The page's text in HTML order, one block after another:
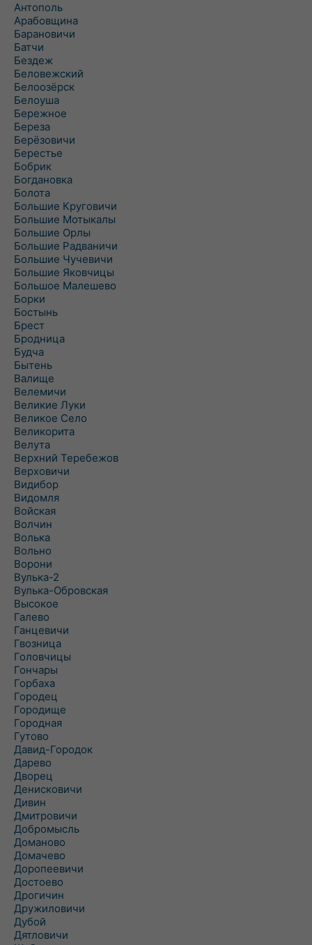
Антополь
Арабовщина
Барановичи
Батчи
Бездеж
Беловежский
Белоозёрск
Белоуша
Бережное
Береза
Берёзовичи
Берестье
Бобрик
Богдановка
Болота
Большие Круговичи
Большие Мотыкалы
Большие Орлы
Большие Радваничи
Большие Чучевичи
Большие Яковчицы
Большое Малешево
Борки
Бостынь
Брест
Бродница
Будча
Бытень
Валище
Велемичи
Великие Луки
Великое Село
Великорита
Велута
Верхний Теребежов
Верховичи
Видибор
Видомля
Войская
Волчин
Волька
Вольно
Ворони
Вулька-2
Вулька-Обровская
Высокое
Галево
Ганцевичи
Гвозница
Головчицы
Гончары
Горбаха
Городец
Городище
Городная
Гутово
Давид-Городок
Дарево
Дворец
Денисковичи
Дивин
Дмитровичи
Добромысль
Доманово
Домачево
Доропеевичи
Достоево
Дрогичин
Дружиловичи
Дубой
Дятловичи